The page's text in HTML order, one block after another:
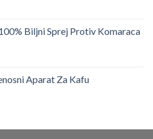
Biljni Sprej Protiv Komaraca
Aparat Za Kafu